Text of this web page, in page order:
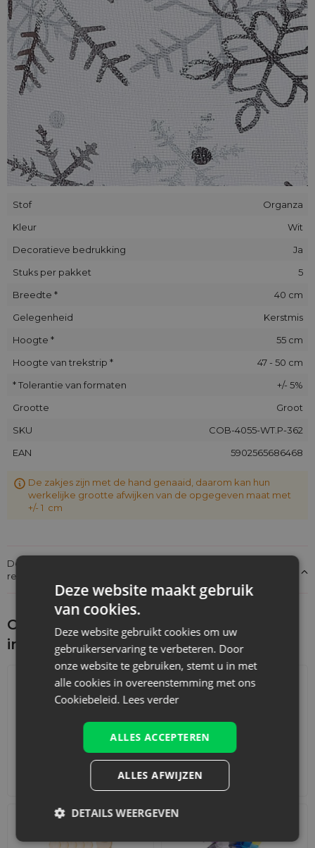
Stof
Organza
Kleur
Wit
Decoratieve bedrukking
Ja
Stuks per pakket
5
Breedte *
40 cm
Gelegenheid
Kerstmis
Hoogte *
55 cm
Hoogte van trekstrip *
47 - 50 cm
* Tolerantie van formaten
+/- 5%
Grootte
Groot
SKU
COB-4055-WT.P-362
EAN
5902565686468
De zakjes zijn met de hand genaaid, daarom kan hun
werkelijke grootte afwijken van de opgegeven maat met
+/- 1 cm
Details over de conformiteit van het product met de
regelgeving: Productverantwoordelijkheid
Ontdek wat je nog meer zou kunnen
interesseren
Adventskalenders Katoenen zakjes
Deze website maakt gebruik
van cookies.
Deze website gebruikt cookies om uw
gebruikerservaring te verbeteren. Door
onze website te gebruiken, stemt u in met
alle cookies in overeenstemming met ons
Cookiebeleid. Lees verder
ALLES ACCEPTEREN
ALLES AFWIJZEN
DETAILS WEERGEVEN